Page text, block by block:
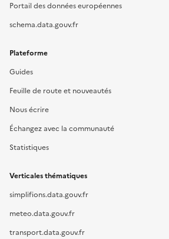
Portail des données européennes
schema.data.gouv.fr
Plateforme
Guides
Feuille de route et nouveautés
Nous écrire
Échangez avec la communauté
Statistiques
Verticales thématiques
simplifions.data.gouv.fr
meteo.data.gouv.fr
transport.data.gouv.fr